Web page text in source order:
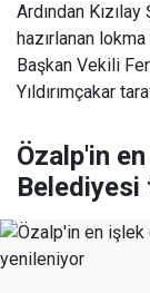
Ardından
hazırlanan
Başkan Vekili
Yıldırımçakar
Özalp'in
Belediyesi